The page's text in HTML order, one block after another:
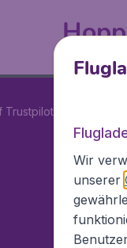
mit
Wir
unserer